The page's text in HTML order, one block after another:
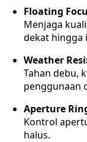
Floating
Menjaga
dekat hingga
Weather
Tahan debu,
penggunaan
Aperture
Kontrol
halus.